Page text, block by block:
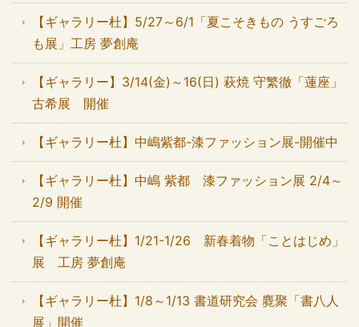
【ギャラリー杜】5/27～6/1「夏こそきもの うすごろ
も展」工房 夢創庵
【ギャラリー】3/14(金)～16(日) 萩焼 守繁徹「蓮座」
古希展 開催
【ギャラリー杜】中嶋紫都-漆ファッション展-開催中
【ギャラリー杜】中嶋 紫都 漆ファッション展 2/4～
2/9 開催
【ギャラリー杜】1/21-1/26 新春着物「ことはじめ」
展 工房 夢創庵
【ギャラリー杜】1/8～1/13 書道研究会 麑聚「書八人
展」開催